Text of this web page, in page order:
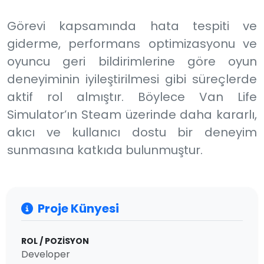
Görevi kapsamında hata tespiti ve
giderme, performans optimizasyonu ve
oyuncu geri bildirimlerine göre oyun
deneyiminin iyileştirilmesi gibi süreçlerde
aktif rol almıştır. Böylece Van Life
Simulator’ın Steam üzerinde daha kararlı,
akıcı ve kullanıcı dostu bir deneyim
sunmasına katkıda bulunmuştur.
Proje Künyesi
ROL / POZISYON
Developer